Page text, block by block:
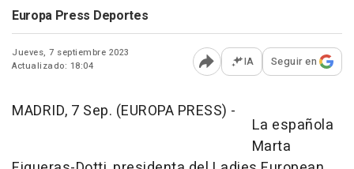
Europa Press Deportes
Jueves, 7 septiembre 2023
Actualizado: 18:04
Abrir opciones para
IA Seguir en
MADRID, 7 Sep. (EUROPA PRESS) -
La española
Marta